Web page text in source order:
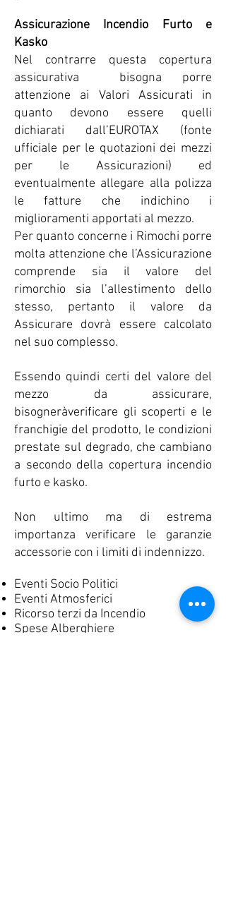
Assicurazione Incendio Furto e
Kasko
Nel contrarre questa copertura
assicurativa bisogna porre
attenzione ai Valori Assicurati in
quanto devono essere quelli
dichiarati dall’EUROTAX (fonte
ufficiale per le quotazioni dei mezzi
per le Assicurazioni) ed
eventualmente allegare alla polizza
le fatture che indichino i
miglioramenti apportati al mezzo.
Per quanto concerne i Rimochi porre
molta attenzione che l’Assicurazione
comprende sia il valore del
rimorchio sia l’allestimento dello
stesso, pertanto il valore da
Assicurare dovrà essere calcolato
nel suo complesso.
Essendo quindi certi del valore del
mezzo da assicurare,
bisogneràverificare gli scoperti e le
franchigie del prodotto, le condizioni
prestate sul degrado, che cambiano
a secondo della copertura incendio
furto e kasko.
Non ultimo ma di estrema
importanza verificare le garanzie
accessorie con i limiti di indennizzo.
Eventi Socio Politici
Eventi Atmosferici
Ricorso terzi da Incendio
Spese Alberghiere